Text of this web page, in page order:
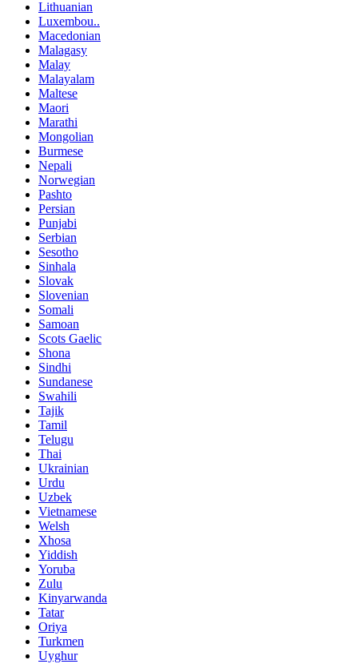
Lithuanian
Luxembou..
Macedonian
Malagasy
Malay
Malayalam
Maltese
Maori
Marathi
Mongolian
Burmese
Nepali
Norwegian
Pashto
Persian
Punjabi
Serbian
Sesotho
Sinhala
Slovak
Slovenian
Somali
Samoan
Scots Gaelic
Shona
Sindhi
Sundanese
Swahili
Tajik
Tamil
Telugu
Thai
Ukrainian
Urdu
Uzbek
Vietnamese
Welsh
Xhosa
Yiddish
Yoruba
Zulu
Kinyarwanda
Tatar
Oriya
Turkmen
Uyghur